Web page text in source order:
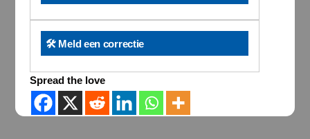
🛠️ Meld een correctie
Spread the love